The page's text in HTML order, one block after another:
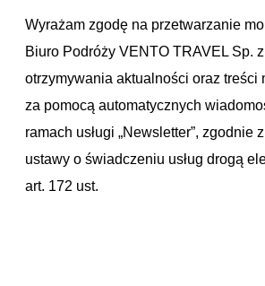
Wyrażam zgodę na przetwarzanie
Biuro Podróży VENTO TRAVEL Sp.
otrzymywania aktualności oraz treści
za pomocą automatycznych
ramach usługi „Newsletter”, zgodnie
ustawy o świadczeniu usług drogą
art. 172 ust.